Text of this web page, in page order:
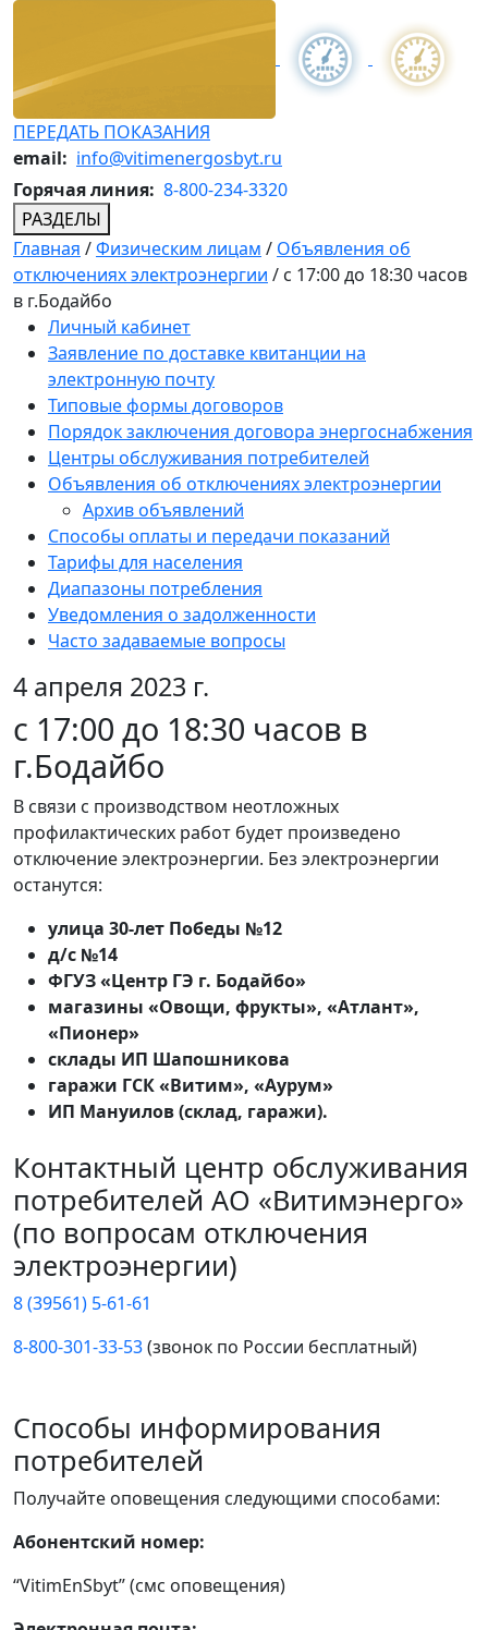
ПЕРЕДАТЬ ПОКАЗАНИЯ
email: info@vitimenergosbyt.ru
Горячая линия: 8-800-234-3320
РАЗДЕЛЫ
Главная /Физическим лицам / Объявления об
отключениях электроэнергии / с 17:00 до 18:30 часов
в г.Бодайбо
Личный кабинет
Заявление по доставке квитанции на
электронную почту
Типовые формы договоров
Порядок заключения договора энергоснабжения
Центры обслуживания потребителей
Объявления об отключениях электроэнергии
Архив объявлений
Способы оплаты и передачи показаний
Тарифы для населения
Диапазоны потребления
Уведомления о задолженности
Часто задаваемые вопросы
4 апреля 2023 г.
с 17:00 до 18:30 часов в
г.Бодайбо
В связи с производством неотложных
профилактических работ будет произведено
отключение электроэнергии. Без электроэнергии
останутся:
улица 30-лет Победы №12
д/с №14
ФГУЗ «Центр ГЭ г. Бодайбо»
магазины «Овощи, фрукты», «Атлант»,
«Пионер»
склады ИП Шапошникова
гаражи ГСК «Витим», «Аурум»
ИП Мануилов (склад, гаражи).
Контактный центр обслуживания
потребителей АО «Витимэнерго»
(по вопросам отключения
электроэнергии)
8 (39561) 5-61-61
8-800-301-33-53(звонок по России бесплатный)
Способы информирования
потребителей
Получайте оповещения следующими способами:
Абонентский номер:
“VitimEnSbyt” (смс оповещения)